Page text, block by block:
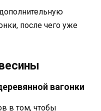
после чего уже
вагонки
в том, чтобы